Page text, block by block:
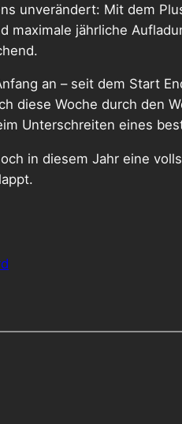
unverändert: Mit dem
maximale jährliche
an – seit dem Start
diese Woche durch den
Unterschreiten eines
in diesem Jahr eine